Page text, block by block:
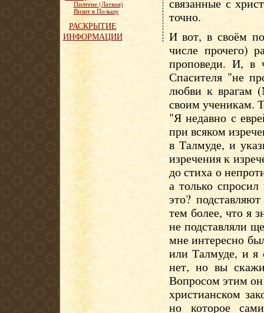
связанные с
точно.
И вот, в своём
числе прочего)
проповеди. И, в
Спасителя "не
любви к врагам
своим ученикам.
"Я недавно с
при всяком
в Талмуде, и
изречения к
до стиха о
а только
это?
тем более, что я
не подставляли
мне интересно
или Талмуде, и я
нет, но вы
Вопросом этим он
христианском
но которое
Пилтене (Латвия)
Визит в Польшу
РАСКРЫТИЕ
ИНФОРМАЦИИ